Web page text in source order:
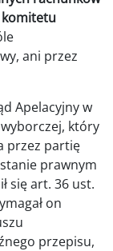
ani przez
Apelacyjny w
który
przez partię
prawnym
się art. 36 ust.
on
przepisu,